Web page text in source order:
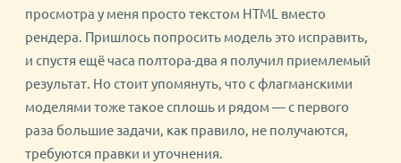
просмотра у меня просто текстом HTML вместо
рендера. Пришлось попросить модель это исправить,
и спустя ещё часа полтора-два я получил приемлемый
результат. Но стоит упомянуть, что с флагманскими
моделями тоже такое сплошь и рядом — с первого
раза большие задачи, как правило, не получаются,
требуются правки и уточнения.